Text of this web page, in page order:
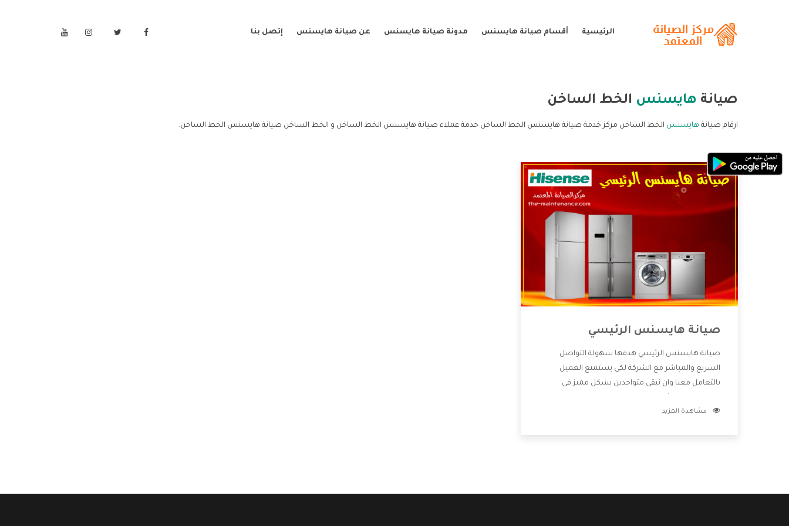
الرئيسية أقسام صيانة هايسنس مدونة صيانة هايسنس عن صيانة هايسنس إتصل بنا
صيانة هايسنس الخط الساخن
ارقام صيانة هايسنس الخط الساخن مركز خدمة صيانة هايسنس الخط الساخن خدمة عملاء صيانة هايسنس الخط الساخن و الخط الساخن صيانة هايسنس الخط الساخن.
صيانة هايسنس الرئيسي
صيانة هايسنس الرئيسي هدفها سهولة التواصل
السريع والمباشر مع الشركة لكى يستمتع العميل
بالتعامل معنا وان نبقى متواجدين بشكل مميز فى
للعميل وان يستمتع بالخدمات التى تنفرد الشركة بها
مشاهدة المزيد